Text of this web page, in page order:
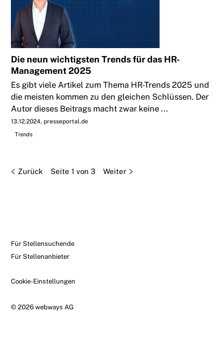
Die neun wichtigsten Trends für das HR-
Management 2025
Es gibt viele Artikel zum Thema HR-Trends 2025 und
die meisten kommen zu den gleichen Schlüssen. Der
Autor dieses Beitrags macht zwar keine ...
13.12.2024 presseportal.de
Trends
ZurückSeite 1 von 3 Weiter
Für Stellensuchende
Für Stellenanbieter
Cookie-Einstellungen
© 2026 webways AG